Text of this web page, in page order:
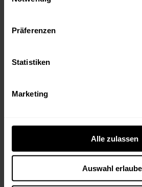
Präferenzen
Statistiken
Marketing
Alle zulassen
Auswahl
Streng limitierte
Kollektionskisten
Die streng limitierten
Kollektionskisten geniessen
hochwertigen Kisten und der